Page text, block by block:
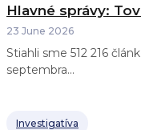
Hlavné správy:
23 June 2026
Stiahli sme 512 216
septembra...
Investigatíva